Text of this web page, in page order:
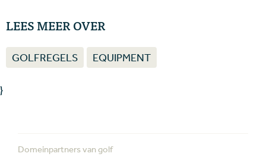
LEES MEER OVER
GOLFREGELS EQUIPMENT
}
Domeinpartners van golf